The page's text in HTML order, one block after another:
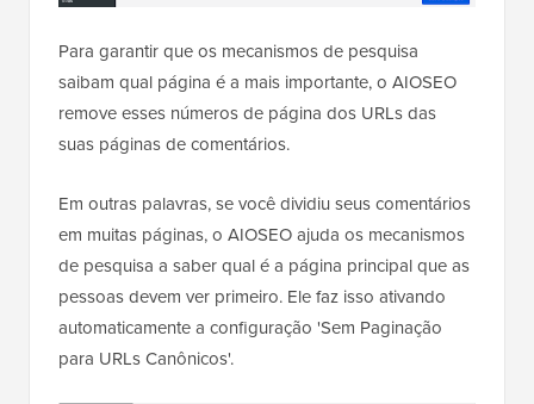
Para garantir que os mecanismos de pesquisa
saibam qual página é a mais importante, o AIOSEO
remove esses números de página dos URLs das
suas páginas de comentários.
Em outras palavras, se você dividiu seus comentários
em muitas páginas, o AIOSEO ajuda os mecanismos
de pesquisa a saber qual é a página principal que as
pessoas devem ver primeiro. Ele faz isso ativando
automaticamente a configuração 'Sem Paginação
para URLs Canônicos'.